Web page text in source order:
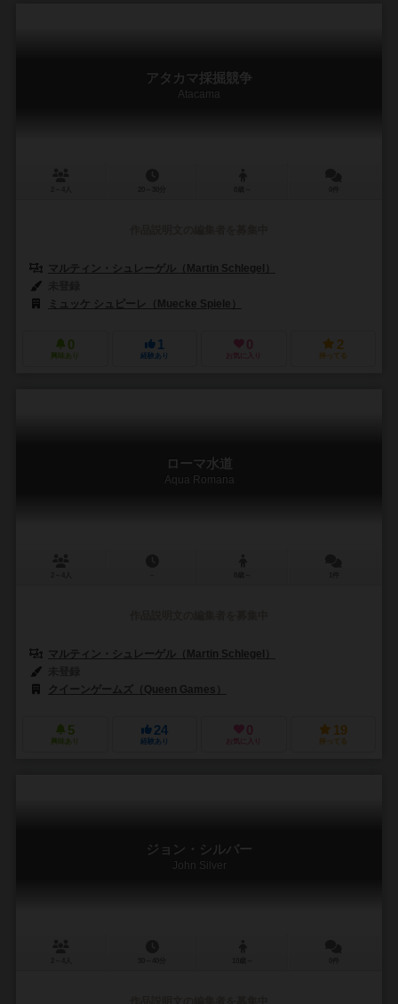
アタカマ採掘競争
Atacama
マルティン・シュレーゲル（Martin Schlegel）
ミュッケ シュピーレ（Muecke Spiele）
0
興味あり
1
経験あり
0
お気に入り
2
持ってる
ローマ水道
Aqua Romana
マルティン・シュレーゲル（Martin Schlegel）
クイーンゲームズ（Queen Games）
5
興味あり
24
経験あり
0
お気に入り
19
持ってる
ジョン・シルバー
John Silver